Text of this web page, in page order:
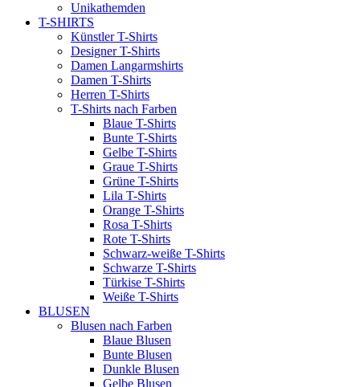
Unikathemden
T-SHIRTS
Künstler T-Shirts
Designer T-Shirts
Damen Langarmshirts
Damen T-Shirts
Herren T-Shirts
T-Shirts nach Farben
Blaue T-Shirts
Bunte T-Shirts
Gelbe T-Shirts
Graue T-Shirts
Grüne T-Shirts
Lila T-Shirts
Orange T-Shirts
Rosa T-Shirts
Rote T-Shirts
Schwarz-weiße T-Shirts
Schwarze T-Shirts
Türkise T-Shirts
Weiße T-Shirts
BLUSEN
Blusen nach Farben
Blaue Blusen
Bunte Blusen
Dunkle Blusen
Gelbe Blusen